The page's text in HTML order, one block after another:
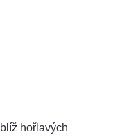
hořlavých